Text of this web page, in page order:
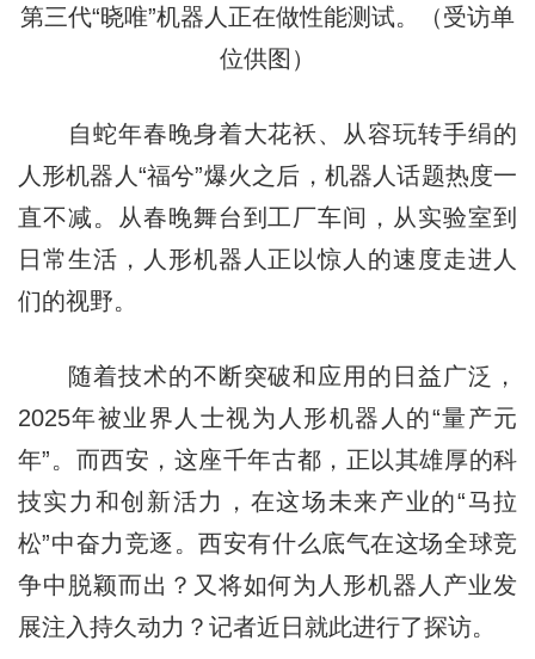
第三代“晓唯”机器人正在做性能测试。（受访单
位供图）
自蛇年春晚身着大花袄、从容玩转手绢的
人形机器人“福兮”爆火之后，机器人话题热度一
直不减。从春晚舞台到工厂车间，从实验室到
日常生活，人形机器人正以惊人的速度走进人
们的视野。
随着技术的不断突破和应用的日益广泛，
2025年被业界人士视为人形机器人的“量产元
年”。而西安，这座千年古都，正以其雄厚的科
技实力和创新活力，在这场未来产业的“马拉
松”中奋力竞逐。西安有什么底气在这场全球竞
争中脱颖而出？又将如何为人形机器人产业发
展注入持久动力？记者近日就此进行了探访。